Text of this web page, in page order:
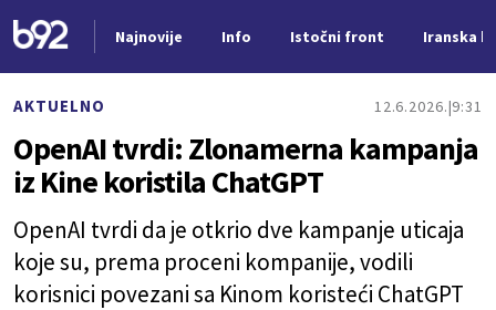
Najnovije Info Istočni front Iranska
AKTUELNO 12.6.2026. 9:31
OpenAI tvrdi: Zlonamerna kampanja
iz Kine koristila ChatGPT
OpenAI tvrdi da je otkrio dve kampanje uticaja
koje su, prema proceni kompanije, vodili
korisnici povezani sa Kinom koristeći ChatGPT